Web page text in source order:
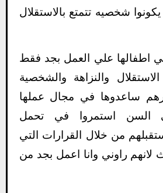
شخصيه تتمتع بالاستقلال
اطفالها علي العمل بجد فقط
والنزاهة والشخصية
ساعدوها في مجال عملها
السن استمروا في تحمل
من خلال القرارات التي
لانهم راوني وانا اعمل بجد من